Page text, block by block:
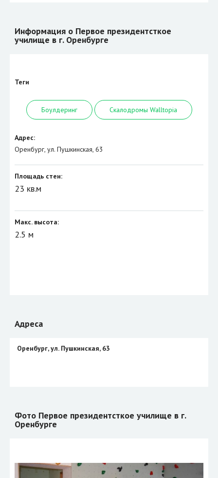
Информация о Первое президентсткое
училище в г. Оренбурге
Теги
Боулдеринг Скалодромы Walltopia
Адрес:
Оренбург, ул. Пушкинская, 63
Площадь стен:
23 кв.м
Макс. высота:
2.5 м
Адреса
Оренбург, ул. Пушкинская, 63
Фото Первое президентсткое училище в г.
Оренбурге